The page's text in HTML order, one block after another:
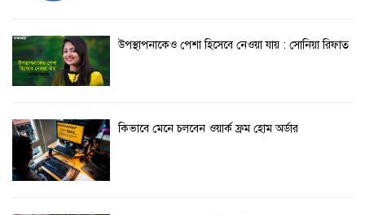
উপস্থাপনাকেও পেশা হিসেবে নেওয়া যায় : সোনিয়া রিফাত
কিভাবে মেনে চলবেন ওয়ার্ক ফ্রম হোম অর্ডার